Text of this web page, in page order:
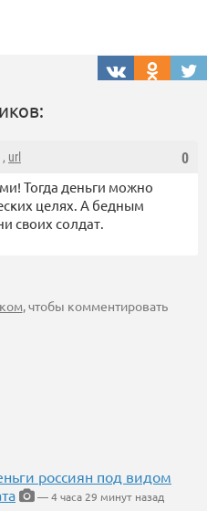
0
url
Тогда деньги можно
целях. А бедным
своих солдат.
, чтобы комментировать
россиян под видом
— 4 часа 29 минут назад